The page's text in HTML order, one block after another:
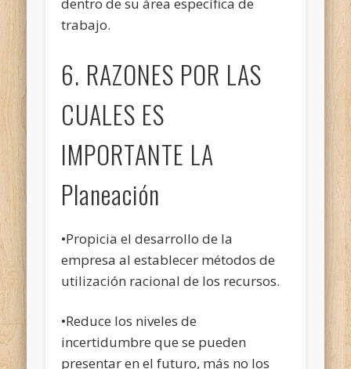
trabajo.
6. RAZONES POR LAS
CUALES ES
IMPORTANTE LA
Planeación
•Propicia el desarrollo de la
empresa al establecer métodos de
utilización racional de los recursos.
•Reduce los niveles de
incertidumbre que se pueden
presentar en el futuro, más no los